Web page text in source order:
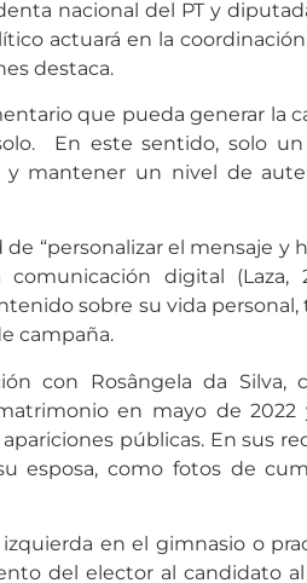
nacional del PT y
actuará en la
destaca.
que pueda generar la
En este sentido, solo
y mantener un nivel de
“personalizar el mensaje y
digital (Laza,
sobre su vida personal,
campaña.
con Rosângela da Silva,
en mayo de 2022
públicas. En sus
esposa, como fotos de
en el gimnasio o
del elector al candidato